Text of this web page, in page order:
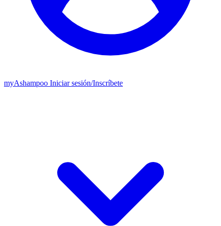
myAshampoo Iniciar sesión/Inscríbete